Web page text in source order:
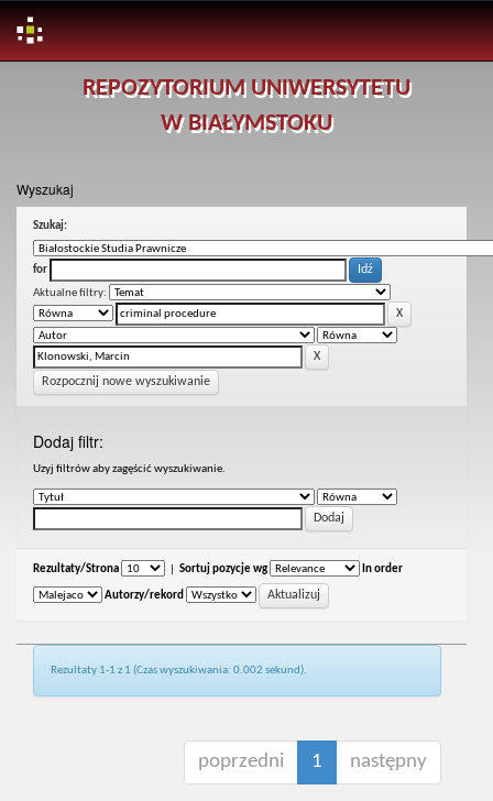
REPOZYTORIUM UNIWERSYTETU
W BIAŁYMSTOKU
Wyszukaj
Szukaj:
for
Aktualne filtry:
Rozpocznij nowe wyszukiwanie
Dodaj filtr:
Uzyj filtrów aby zagęścić wyszukiwanie.
Rezultaty/Strona Sortuj pozycje wg In order
Autorzy/rekord
Rezultaty 1-1 z 1 (Czas wyszukiwania: 0.002 sekund).
poprzedni 1 następny